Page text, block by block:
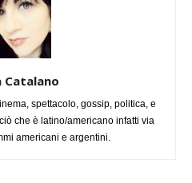
Catalano
spettacolo, gossip, politica, e
che è latino/americano infatti via
americani e argentini.